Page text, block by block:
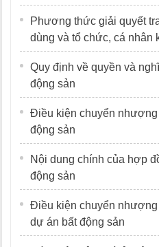
Phương thức giải quyết
dùng và tổ chức, cá nhân
Quy định về quyền và
động sản
Điều kiện chuyển
động sản
Nội dung chính của hợp
động sản
Điều kiện chuyển nhượng
dự án bất động sản